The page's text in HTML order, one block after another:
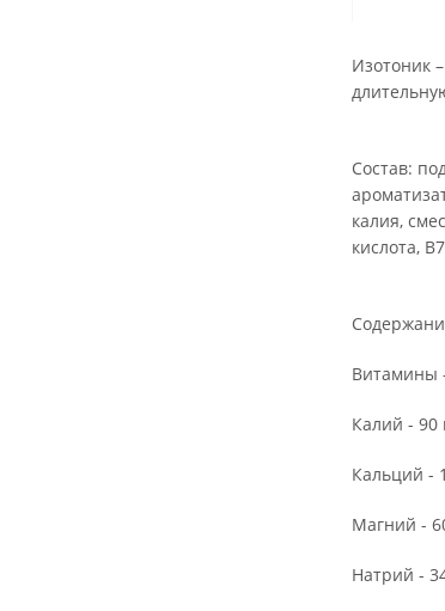
Изотоник
Состав:
калия,
кислота,
Витамины
Калий - 90
Кальций -
Магний -
Натрий -